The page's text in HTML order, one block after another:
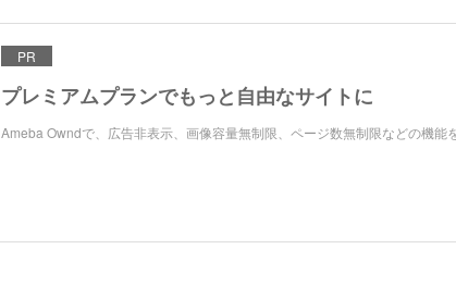
PR
プレミアムプランでもっと自由なサイトに
Ameba Owndで、広告非表示、画像容量無制限、ページ数無制限などの機能